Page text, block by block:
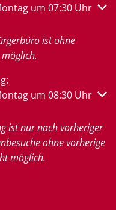
Schließzeiten
um 07:30 Uhr
ist ohne
Schließzeiten
um 08:30 Uhr
ist nur nach vorheriger
ohne vorherige
möglich.